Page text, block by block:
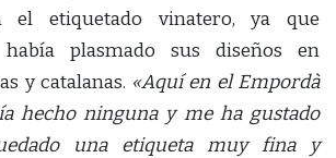
el etiquetado vinatero, ya que
plasmado sus diseños en
y catalanas. «Aquí en el Empordà
hecho ninguna y me ha gustado
una etiqueta muy fina y